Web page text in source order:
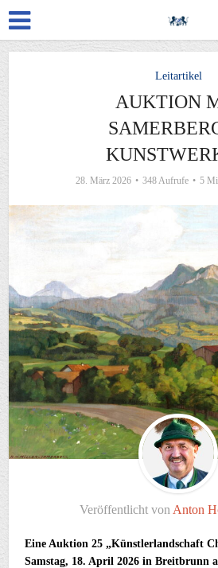
Leitartikel
AUKTION
28. März 2026 348 Aufrufe 5
Veröffentlicht von Anton
Eine Auktion 25 „Künstlerlandschaft
Samstag, 18. April 2026 in Breitbrunn